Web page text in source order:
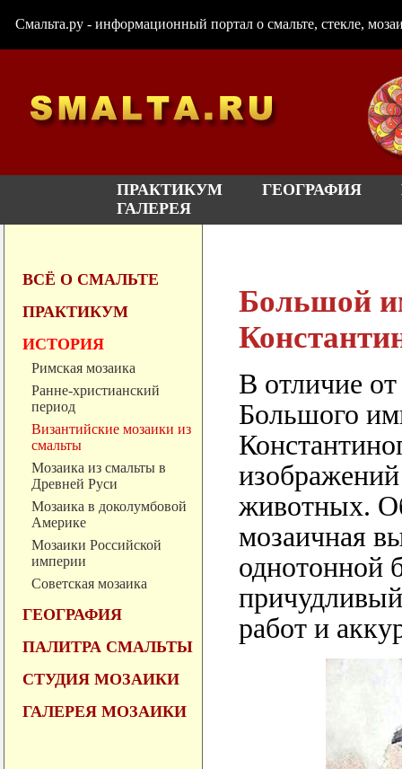
Смальта.ру - информационный портал о смальте, стекле,
ПРАКТИКУМ ГЕОГРАФИЯ
ГАЛЕРЕЯ
ВСЁ О СМАЛЬТЕ
ПРАКТИКУМ
ИСТОРИЯ
Римская мозаика
Ранне-христианский
период
Византийские мозаики из
смальты
Мозаика из смальты в
Древней Руси
Мозаика в доколумбовой
Америке
Мозаики Российской
империи
Советская мозаика
ГЕОГРАФИЯ
ПАЛИТРА СМАЛЬТЫ
СТУДИЯ МОЗАИКИ
ГАЛЕРЕЯ МОЗАИКИ
Большой
В отличие
Большого
животных.
мозаичная
однотонной
работ и